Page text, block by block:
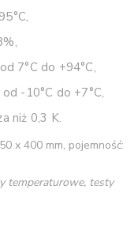
7°C do +94°C,
-10°C do +7°C,
niż 0,3 K.
x 400 mm, pojemność:
temperaturowe, testy